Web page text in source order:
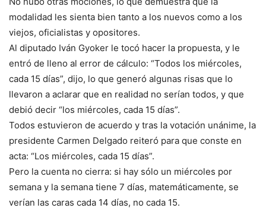
modalidad les sienta bien tanto a los nuevos como a los
viejos, oficialistas y opositores.
Al diputado Iván Gyoker le tocó hacer la propuesta, y le
entró de lleno al error de cálculo: “Todos los miércoles,
cada 15 días”, dijo, lo que generó algunas risas que lo
llevaron a aclarar que en realidad no serían todos, y que
debió decir “los miércoles, cada 15 días”.
Todos estuvieron de acuerdo y tras la votación unánime, la
presidente Carmen Delgado reiteró para que conste en
acta: “Los miércoles, cada 15 días”.
Pero la cuenta no cierra: si hay sólo un miércoles por
semana y la semana tiene 7 días, matemáticamente, se
verían las caras cada 14 días, no cada 15.